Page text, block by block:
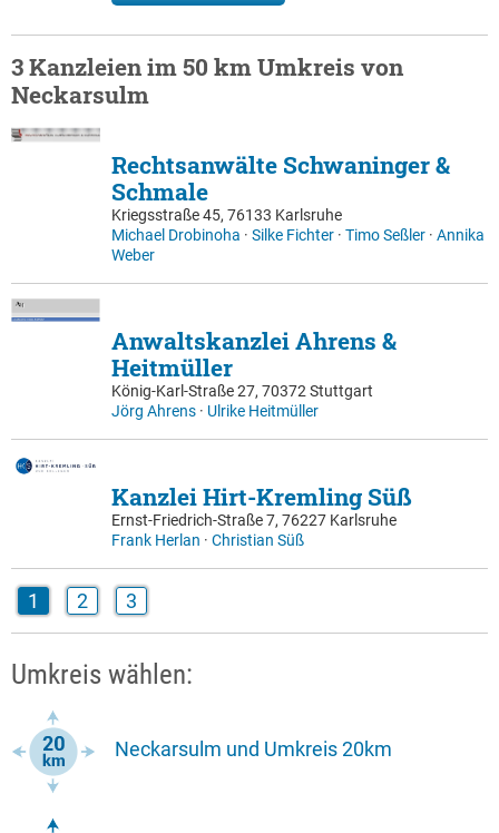
3 Kanzleien im 50 km Umkreis von
Neckarsulm
Rechtsanwälte Schwaninger &
Schmale
Kriegsstraße 45, 76133 Karlsruhe
Michael Drobinoha · Silke Fichter · Timo Seßler · Annika
Weber
Anwaltskanzlei Ahrens &
Heitmüller
König-Karl-Straße 27, 70372 Stuttgart
Jörg Ahrens · Ulrike Heitmüller
Kanzlei Hirt-Kremling Süß
Ernst-Friedrich-Straße 7, 76227 Karlsruhe
Frank Herlan · Christian Süß
1 2 3
Umkreis wählen:
Neckarsulm und Umkreis 20km